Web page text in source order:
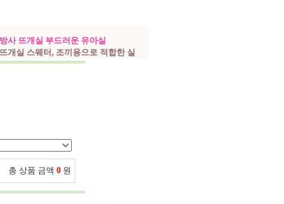
사 뜨개실 부드러운 유아실
개실 스웨터, 조끼용으로 적합한 실
총 상품 금액 0 원